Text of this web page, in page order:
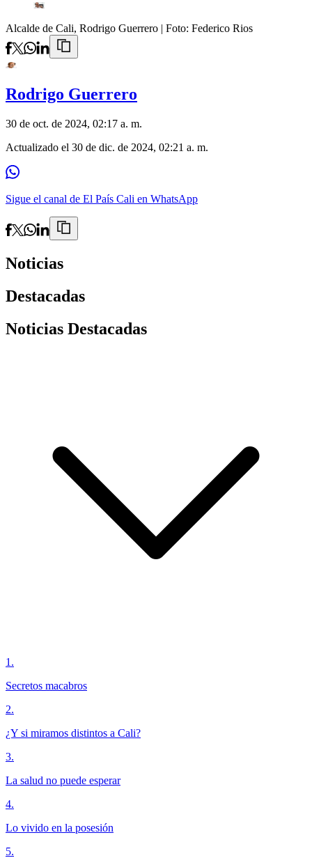
Alcalde de Cali, Rodrigo Guerrero | Foto: Federico Rios
Rodrigo Guerrero
30 de oct. de 2024, 02:17 a. m.
Actualizado el 30 de dic. de 2024, 02:21 a. m.
Sigue el canal de El País Cali en WhatsApp
Noticias
Destacadas
Noticias Destacadas
1 .
Secretos macabros
2.
¿Y si miramos distintos a Cali?
3.
La salud no puede esperar
4.
Lo vivido en la posesión
5.